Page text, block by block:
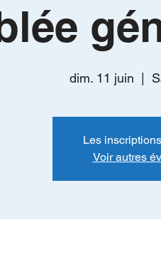
dim. 11 juin
Les
Voir autres